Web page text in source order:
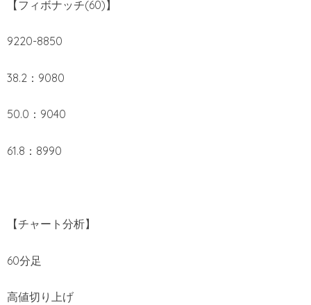
【フィボナッチ(60)】
9220-8850
38.2：9080
50.0：9040
61.8：8990
【チャート分析】
60分足
高値切り上げ